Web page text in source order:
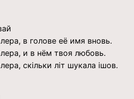
в голове её имя вновь.
и в нём твоя любовь.
скільки літ шукала ішов.